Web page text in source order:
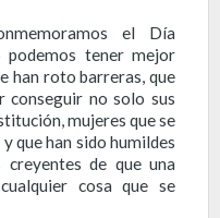
el Día
podemos tener mejor
han roto barreras, que
conseguir no solo sus
mujeres que se
que han sido humildes
de que una
cosa que se